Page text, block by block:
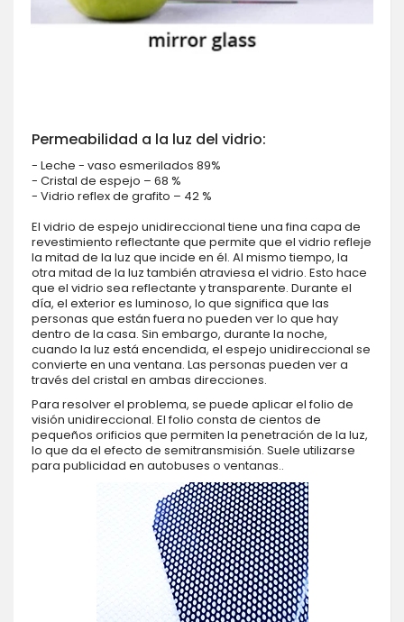
Permeabilidad a la luz del vidrio:
- Leche - vaso esmerilados 89%
- Cristal de espejo – 68 %
- Vidrio reflex de grafito – 42 %
El vidrio de espejo unidireccional tiene una fina capa de
revestimiento reflectante que permite que el vidrio refleje
la mitad de la luz que incide en él. Al mismo tiempo, la
otra mitad de la luz también atraviesa el vidrio. Esto hace
que el vidrio sea reflectante y transparente. Durante el
día, el exterior es luminoso, lo que significa que las
personas que están fuera no pueden ver lo que hay
dentro de la casa. Sin embargo, durante la noche,
cuando la luz está encendida, el espejo unidireccional se
convierte en una ventana. Las personas pueden ver a
través del cristal en ambas direcciones.
Para resolver el problema, se puede aplicar el folio de
visión unidireccional. El folio consta de cientos de
pequeños orificios que permiten la penetración de la luz,
lo que da el efecto de semitransmisión. Suele utilizarse
para publicidad en autobuses o ventanas..